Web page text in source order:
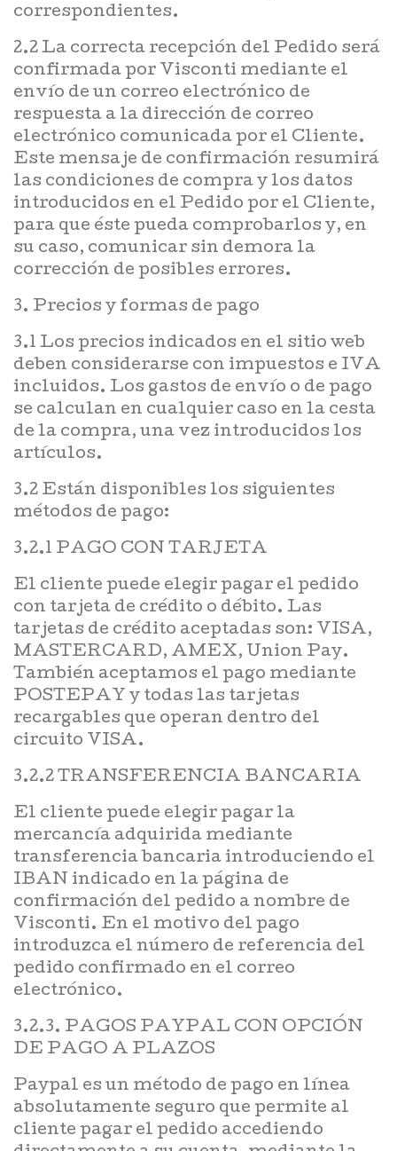
correspondientes.
2.2 La correcta recepción del Pedido será
confirmada por Visconti mediante el
envío de un correo electrónico de
respuesta a la dirección de correo
electrónico comunicada por el Cliente.
Este mensaje de confirmación resumirá
las condiciones de compra y los datos
introducidos en el Pedido por el Cliente,
para que éste pueda comprobarlos y, en
su caso, comunicar sin demora la
corrección de posibles errores.
3. Precios y formas de pago
3.1 Los precios indicados en el sitio web
deben considerarse con impuestos e IVA
incluidos. Los gastos de envío o de pago
se calculan en cualquier caso en la cesta
de la compra, una vez introducidos los
artículos.
3.2 Están disponibles los siguientes
métodos de pago:
3.2.1 PAGO CON TARJETA
El cliente puede elegir pagar el pedido
con tarjeta de crédito o débito. Las
tarjetas de crédito aceptadas son: VISA,
MASTERCARD, AMEX, Union Pay.
También aceptamos el pago mediante
POSTEPAY y todas las tarjetas
recargables que operan dentro del
circuito VISA.
3.2.2 TRANSFERENCIA BANCARIA
El cliente puede elegir pagar la
mercancía adquirida mediante
transferencia bancaria introduciendo el
IBAN indicado en la página de
confirmación del pedido a nombre de
Visconti. En el motivo del pago
introduzca el número de referencia del
pedido confirmado en el correo
electrónico.
3.2.3. PAGOS PAYPAL CON OPCIÓN
DE PAGO A PLAZOS
Paypal es un método de pago en línea
absolutamente seguro que permite al
cliente pagar el pedido accediendo